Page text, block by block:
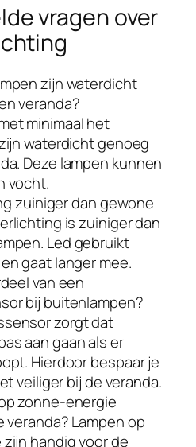
vragen over
zijn waterdicht
veranda?
minimaal het
waterdicht genoeg
Deze lampen kunnen
vocht.
zuiniger dan gewone
is zuiniger dan
Led gebruikt
gaat langer mee.
van een
bij buitenlampen?
zorgt dat
aan gaan als er
Hierdoor bespaar je
veiliger bij de veranda.
zonne-energie
veranda? Lampen op
handig voor de